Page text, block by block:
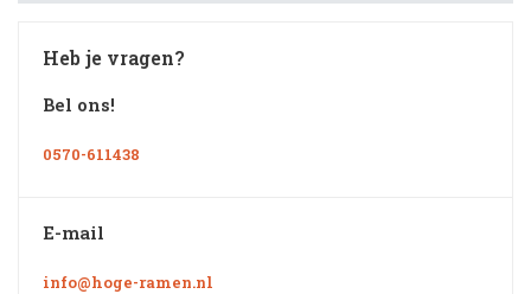
Heb je vragen?
Bel ons!
0570-611438
E-mail
info@hoge-ramen.nl